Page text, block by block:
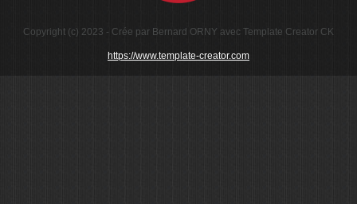
Copyright (c) 2023 - Crée par Bernard ORNY avec Template Creator CK
https://www.template-creator.com